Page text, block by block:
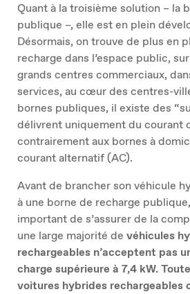
Quant à la troisième solution – la
publique –, elle est en plein
Désormais, on trouve de plus en
recharge dans l’espace public,
grands centres commerciaux,
services, au cœur des centres-
bornes publiques, il existe des
délivrent uniquement du courant
contrairement aux bornes à
courant alternatif (AC).
Avant de brancher son véhicule
à une borne de recharge
important de s’assurer de la
une large majorité de véhicules
rechargeables n’acceptent pas
charge supérieure à 7,4 kW.
voitures hybrides rechargeables